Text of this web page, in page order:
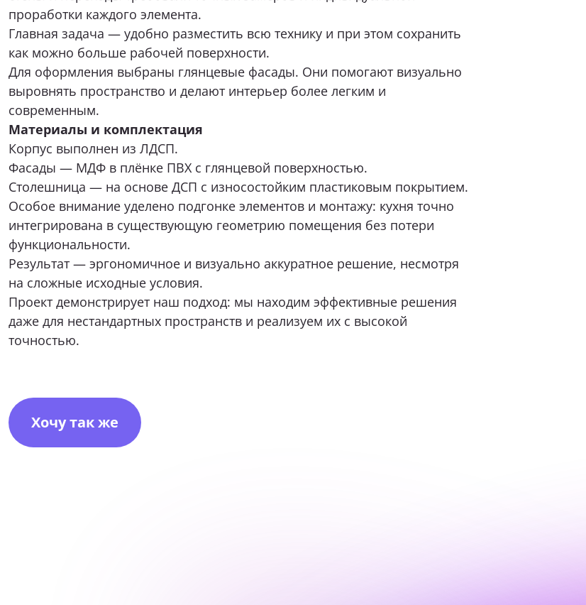
проработки каждого элемента.
Главная задача — удобно разместить всю технику и при этом сохранить
как можно больше рабочей поверхности.
Для оформления выбраны глянцевые фасады. Они помогают визуально
выровнять пространство и делают интерьер более легким и
современным.
Материалы и комплектация
Корпус выполнен из ЛДСП.
Фасады — МДФ в плёнке ПВХ с глянцевой поверхностью.
Столешница — на основе ДСП с износостойким пластиковым покрытием.
Особое внимание уделено подгонке элементов и монтажу: кухня точно
интегрирована в существующую геометрию помещения без потери
функциональности.
Результат — эргономичное и визуально аккуратное решение, несмотря
на сложные исходные условия.
Проект демонстрирует наш подход: мы находим эффективные решения
даже для нестандартных пространств и реализуем их с высокой
точностью.
Хочу так же